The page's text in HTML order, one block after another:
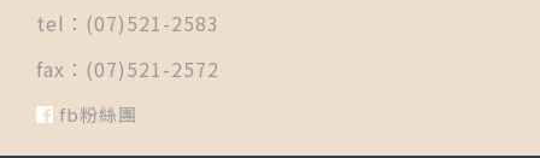
tel：(07)521-2583
fax：(07)521-2572
fb粉絲團